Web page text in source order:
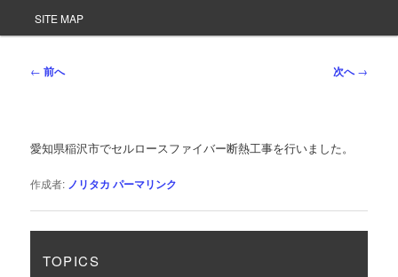
SITE MAP
投
ゲ
シ
← 前へ 次へ→
愛知県稲沢市でセルロースファイバー断熱工事を行いました。
作成者: ノリタカ パーマリンク
TOPICS